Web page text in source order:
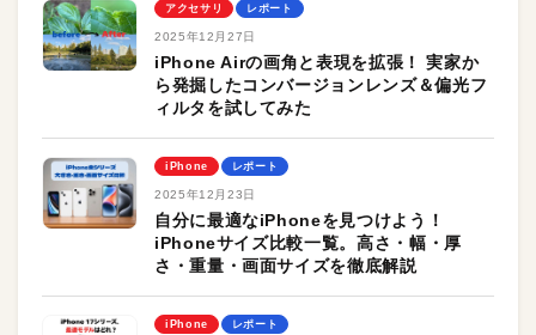
アクセサリ レポート
2025年12月27日
iPhone Airの画角と表現を拡張！ 実家か
ら発掘したコンバージョンレンズ＆偏光フ
ィルタを試してみた
iPhone レポート
2025年12月23日
自分に最適なiPhoneを見つけよう！
iPhoneサイズ比較一覧。高さ・幅・厚
さ・重量・画面サイズを徹底解説
iPhone レポート